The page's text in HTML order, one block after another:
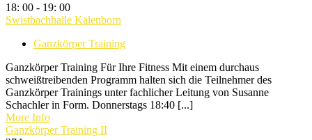
18: 00 - 19: 00
Swistbachhalle Kalenborn
Ganzkörper Training
Ganzkörper Training Für Ihre Fitness Mit einem durchaus
schweißtreibenden Programm halten sich die Teilnehmer des
Ganzkörper Trainings unter fachlicher Leitung von Susanne
Schachler in Form. Donnerstags 18:40 [...]
More Info
Ganzkörper Training II